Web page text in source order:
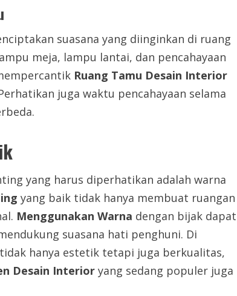
suasana yang diinginkan di ruang
meja, lampu lantai, dan pencahayaan
Ruang Tamu Desain Interior
juga waktu pencahayaan selama
yang harus diperhatikan adalah warna
yang baik tidak hanya membuat ruangan
Menggunakan Warna dengan bijak dapat
suasana hati penghuni. Di
hanya estetik tetapi juga berkualitas,
Desain Interior yang sedang populer juga